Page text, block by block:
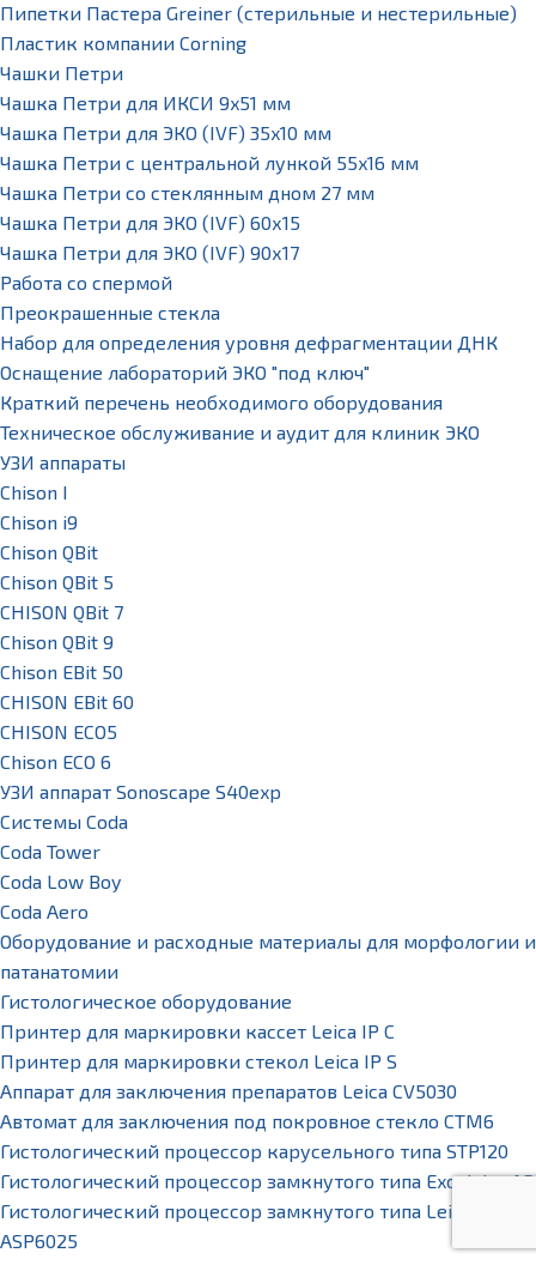
Пипетки Пастера Greiner (стерильные и нестерильные)
Пластик компании Corning
Чашки Петри
Чашка Петри для ИКСИ 9x51 мм
Чашка Петри для ЭКО (IVF) 35x10 мм
Чашка Петри с центральной лункой 55x16 мм
Чашка Петри со стеклянным дном 27 мм
Чашка Петри для ЭКО (IVF) 60х15
Чашка Петри для ЭКО (IVF) 90х17
Работа со спермой
Преокрашенные стекла
Набор для определения уровня дефрагментации ДНК
Оснащение лабораторий ЭКО "под ключ"
Краткий перечень необходимого оборудования
Техническое обслуживание и аудит для клиник ЭКО
УЗИ аппараты
Chison I
Chison i9
Chison QBit
Chison QBit 5
CHISON QBit 7
Chison QBit 9
Chison EBit 50
CHISON EBit 60
CHISON ECO5
Chison ECO 6
УЗИ аппарат Sonoscape S40exp
Системы Coda
Coda Tower
Coda Low Boy
Coda Aero
Оборудование и расходные материалы для морфологии и
патанатомии
Гистологическое оборудование
Принтер для маркировки кассет Leica IP C
Принтер для маркировки стекол Leica IP S
Аппарат для заключения препаратов Leica CV5030
Автомат для заключения под покровное стекло CTM6
Гистологический процессор карусельного типа STP120
Гистологический процессор замкнутого типа Excelsior AS
Гистологический процессор замкнутого типа Leica
ASP6025